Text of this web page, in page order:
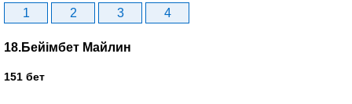
1 2 3 4
18.Бейімбет Майлин
151 бет